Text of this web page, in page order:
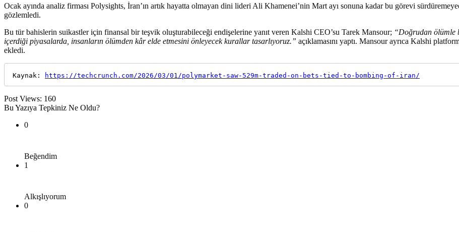
Ocak ayında analiz firması Polysights, İran’ın artık hayatta olmayan dini lideri Ali Khamenei’nin Mart ayı sonuna kadar bu görevi
gözlemledi.
Bu tür bahislerin suikastler için finansal bir teşvik oluşturabileceği endişelerine yanıt veren Kalshi CEO’su Tarek Mansour; “Doğrudan ölümle
içerdiği piyasalarda, insanların ölümden kâr elde etmesini önleyecek kurallar tasarlıyoruz.” açıklamasını yaptı. Mansour ayrıca Kalshi
ekledi.
Kaynak: https://techcrunch.com/2026/03/01/polymarket-saw-529m-traded-on-bets-tied-to-bombing-of-iran/
Post Views: 160
Bu Yazıya Tepkiniz Ne Oldu?
0
Beğendim
1
Alkışlıyorum
0